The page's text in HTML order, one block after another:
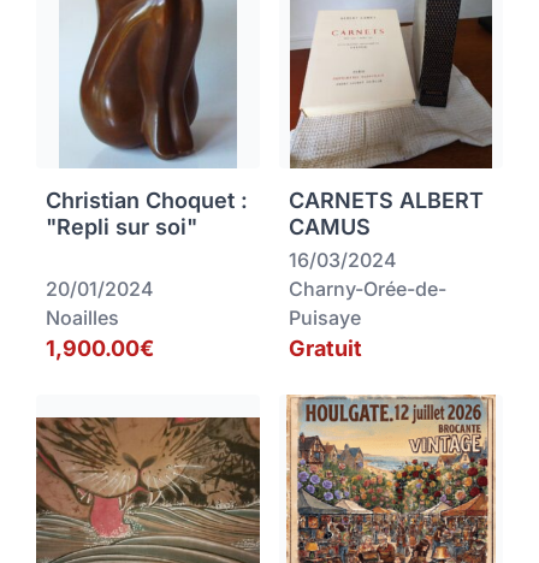
Christian Choquet :
"Repli sur soi"
20/01/2024
Noailles
1,900.00€
CARNETS ALBERT
CAMUS
16/03/2024
Charny-Orée-de-
Puisaye
Gratuit